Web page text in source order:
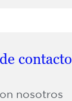
contacto
nosotros